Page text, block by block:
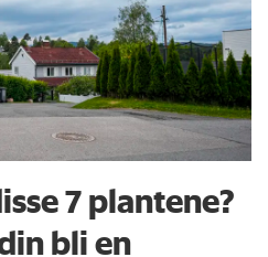
7 plantene?
bli en